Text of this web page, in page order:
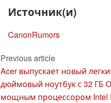
Источник(и)
CanonRumors
Previous article
Acer выпускает новый
дюймовый ноутбук с 32 ГБ
мощным процессором Intel